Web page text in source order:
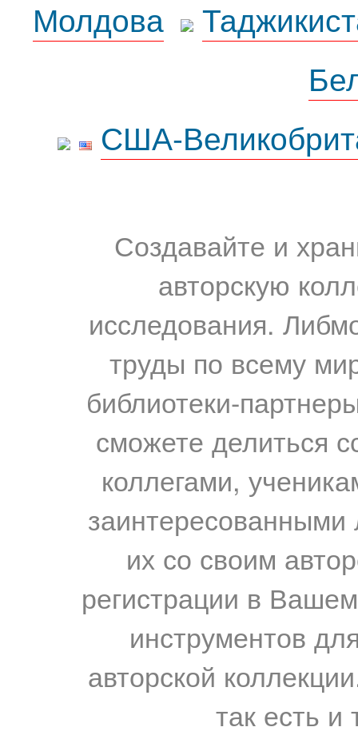
Молдова
США-
Создавайте и
авторскую
исследования.
труды по всему
библиотеки-
сможете делиться
коллегами,
их со своим
регистрации в
инструментов
авторской
так есть и